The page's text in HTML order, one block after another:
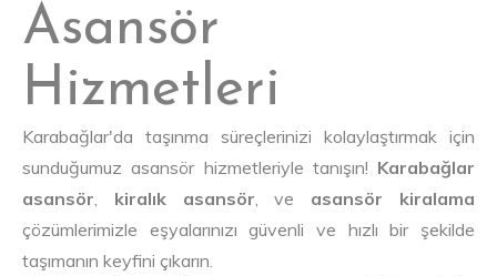
Asansör
Hizmetleri
Karabağlar'da taşınma süreçlerinizi kolaylaştırmak için
sunduğumuz asansör hizmetleriyle tanışın! Karabağlar
asansör, kiralık asansör, ve asansör kiralama
çözümlerimizle eşyalarınızı güvenli ve hızlı bir şekilde
taşımanın keyfini çıkarın.